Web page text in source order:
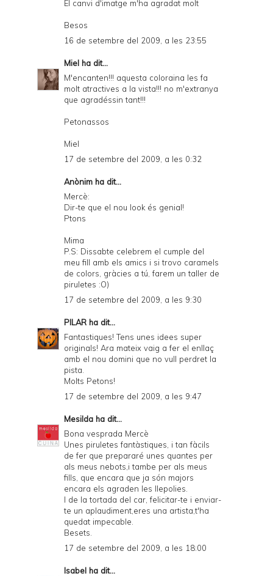
El canvi d'imatge m'ha agradat molt
Besos
16 de setembre del 2009, a les 23:55
Miel ha dit...
M'encanten!!! aquesta coloraina les fa
molt atractives a la vista!!! no m'extranya
que agradéssin tant!!!
Petonassos
Miel
17 de setembre del 2009, a les 0:32
Anònim ha dit...
Mercè:
Dir-te que el nou look és genial!
Ptons
Mima
P.S: Dissabte celebrem el cumple del
meu fill amb els amics i si trovo caramels
de colors, gràcies a tú, farem un taller de
piruletes :O)
17 de setembre del 2009, a les 9:30
PILAR ha dit...
Fantastiques! Tens unes idees super
originals! Ara mateix vaig a fer el enllaç
amb el nou domini que no vull perdret la
pista.
Molts Petons!
17 de setembre del 2009, a les 9:47
Mesilda ha dit...
Bona vesprada Mercè
Unes piruletes fantàstiques, i tan fàcils
de fer que prepararé unes quantes per
als meus nebots,i tambe per als meus
fills, que encara que ja són majors
encara els agraden les llepolies.
I de la tortada del car, felicitar-te i enviar-
te un aplaudiment,eres una artista,t'ha
quedat impecable.
Besets.
17 de setembre del 2009, a les 18:00
Isabel ha dit...